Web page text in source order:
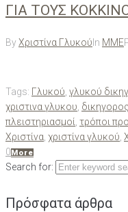
ΓΙΑ ΤΟΥΣ
ByΧριστίνα Γλυκού In ΜΜΕ
Tags: Γλυκού γλυκού
χριστινα γλυκου
πλειστηριασμοί τρόποι
Χριστίνα χριστίνα γλυκού
0 More
Search for:
Πρόσφατα άρθρα